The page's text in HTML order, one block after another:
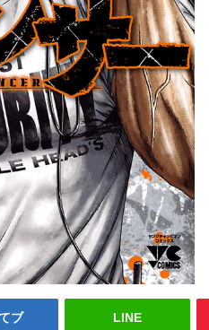
ブ LINE